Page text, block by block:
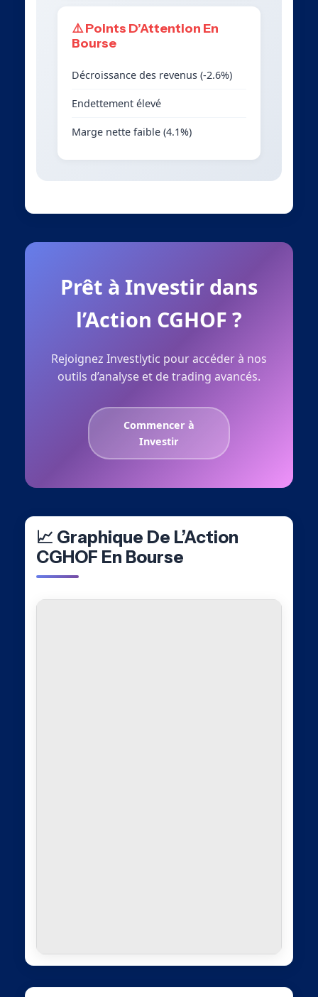
⚠️ Points D’Attention En
Bourse
Décroissance des revenus (-2.6%)
Endettement élevé
Marge nette faible (4.1%)
Prêt à Investir dans
l’Action CGHOF ?
Rejoignez Investlytic pour accéder à nos
outils d’analyse et de trading avancés.
Commencer à
Investir
📈 Graphique De L’Action
CGHOF En Bourse